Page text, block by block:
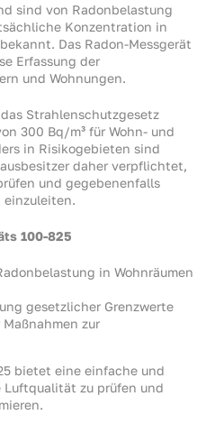
sind von Radonbelastung
Konzentration in
Das Radon-Messgerät
Erfassung der
und Wohnungen.
Strahlenschutzgesetz
300 Bq/m³ für Wohn- und
in Risikogebieten sind
daher verpflichtet,
und gegebenenfalls
einzuleiten.
100-825
in Wohnräumen
gesetzlicher Grenzwerte
zur
bietet eine einfache und
zu prüfen und